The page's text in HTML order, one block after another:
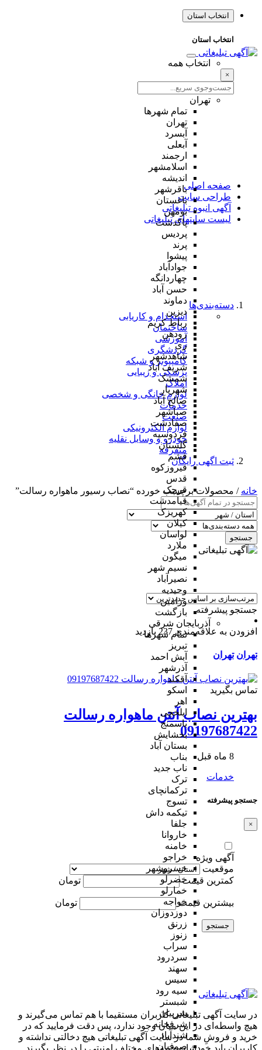
انتخاب استان
انتخاب استان
انتخاب همه
×
تهران
تمام شهر‌ها
تهران
آبسرد
آبعلی
ارجمند
اسلامشهر
اندیشه
باقرشهر
باغستان
بومهن
پاکدشت
پردیس
پرند
پیشوا
جوادآباد
چهاردانگه
حسن آباد
دماوند
دیزین
رباط کریم
رودهن
ری
شاهدشهر
شریف آباد
شمشک
شهریار
صالح آباد
صباشهر
صفادشت
فردوسیه
گلستان
فشم
فیروزکوه
قدس
قرچک
قیامدشت
کهریزک
کیلان
لواسان
ملارد
میگون
نسیم شهر
نصیرآباد
وحیدیه
ورامین
بازگشت
آذربایجان شرقی
تمام شهر‌ها
تبریز
آبش احمد
آذرشهر
آقکند
اسکو
اهر
ایلخچی
باسمنج
بخشایش
بستان آباد
بناب
ناب جدید
ترک
ترکمانچای
تسوج
تیکمه داش
جلفا
خاروانا
خامنه
خراجو
خسروشهر
خضرلو
خمارلو
خواجه
دوزدوزان
زرنق
زنوز
سراب
سردرود
سهند
سیس
سیه رود
شبستر
شربیان
شرفخانه
شندآباد
صوفیان
صفحه اصلی
طراحی سایت
آگهی انبوه تبلیغاتی
لیست سایتهای تبلیغاتی
دسته‌بندی‌ها
استخدام و کاریابی
ساختمان
آموزشی
گردشگری
کامپیوتر و شبکه
پزشکی و زیبایی
املاک
لوازم خانگی و شخصی
خدمات
صنعت
لوازم الکترونیکی
خودرو و وسایل نقلیه
متفرقه
ثبت اگهی رایگان
خانه / محصولات برچسب خورده “نصاب رسیور ماهواره رسالت”
جستجو
جستجو پیشرفته
افزودن به علاقه‌مندی 237 بازدید
تهران تهران
تماس بگیرید
بهترین نصاب آنتن ماهواره رسالت
09197687422
8 ماه قبل
خدمات
جستجو پیشرفته
×
آگهی ویژه
موقعیت
کمترین قیمت
تومان
بیشترین قیمت تومان
جستجو
در سایت آگهی تبلیغاتی کاربران مستقیما با هم تماس می‌گیرند و
هیچ واسطه‌ای در این میان وجود ندارد، پس دقت فرمایید که در
خرید و فروشِ شما در سایت آگهی تبلیغاتی هیچ دخالتی نداشته و
کاربران باید خودشان جنبه‌های مختلف امنیتی را در نظر بگیرند.